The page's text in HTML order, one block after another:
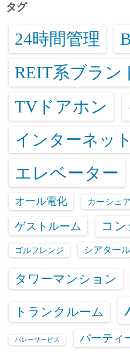
タグ
24時間管理
REIT系ブラン
TVドアホン
インターネッ
エレベーター
オール電化 カーシェ
ゲストルーム コ
ゴルフレンジ シアター
タワーマンション
トランクルーム
バレーサービス パーティ